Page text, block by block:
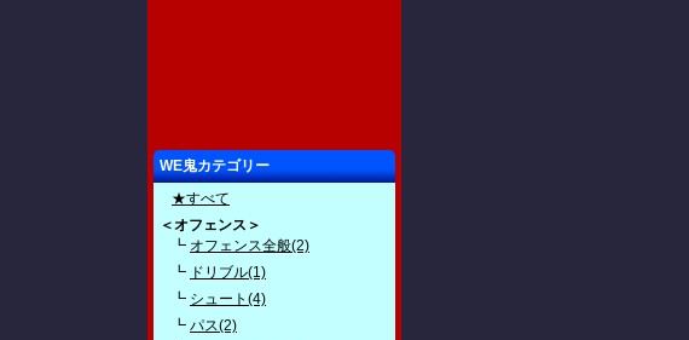
WE鬼カテゴリー
★すべて
＜オフェンス＞
┗ オフェンス全般(2)
┗ ドリブル(1)
┗ シュート(4)
┗ パス(2)